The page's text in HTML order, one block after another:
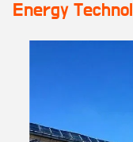
Energy